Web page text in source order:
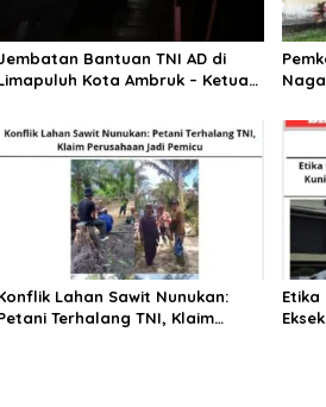
o
sBantuan TNI AD di
Kota Ambruk – Ketua
Adat
Lahan Sawit Nunukan:
Terhalang TNI, Klaim